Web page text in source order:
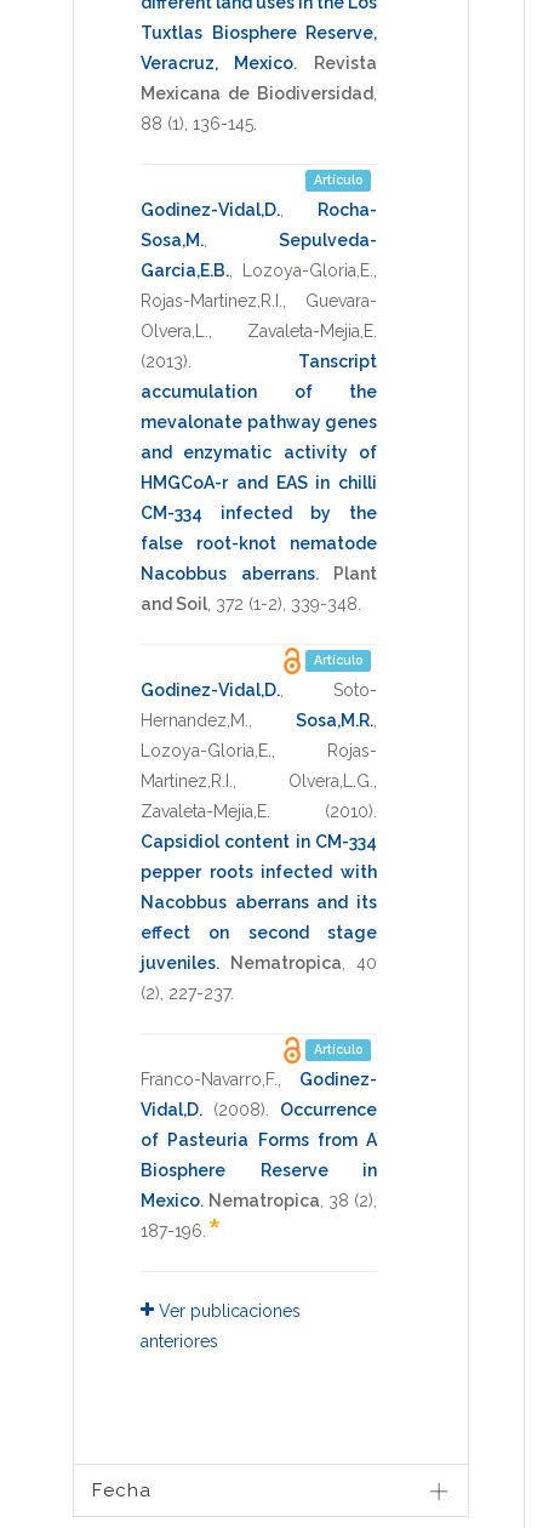
Tuxtlas Biosphere Reserve,
Veracruz, Mexico.
Revista
Mexicana de Biodiversidad
88 (1), 136-145
Artículo
Godinez-Vidal,D.
Rocha-
Sosa,M.
Sepulveda-
Garcia,E.B.
Lozoya-Gloria,E.
Rojas-Martinez,R.I.
Guevara-
Olvera,L.
Zavaleta-Mejia,E.
(2013)
Tanscript
accumulation of the
mevalonate pathway genes
and enzymatic activity of
HMGCoA-r and EAS in chilli
CM-334 infected by the
false root-knot nematode
Nacobbus aberrans.
Plant
and Soil 372 (1-2), 339-348
Artículo
Godinez-Vidal,D.
Soto-
Hernandez,M.
Sosa,M.R.
Lozoya-Gloria,E.
Rojas-
Martinez,R.I.
Olvera,L.G.
Zavaleta-Mejia,E.
(2010)
Capsidiol content in CM-334
pepper roots infected with
Nacobbus aberrans and its
effect on second stage
juveniles. Nematropica
40
(2), 227-237.
Artículo
Franco-Navarro,F.
Godinez-
Vidal,D.
(2008)
Occurrence
of Pasteuria Forms from A
Biosphere Reserve in
Mexico. Nematropica 38 (2),
187-196 *
Ver publicaciones
anteriores
Fecha